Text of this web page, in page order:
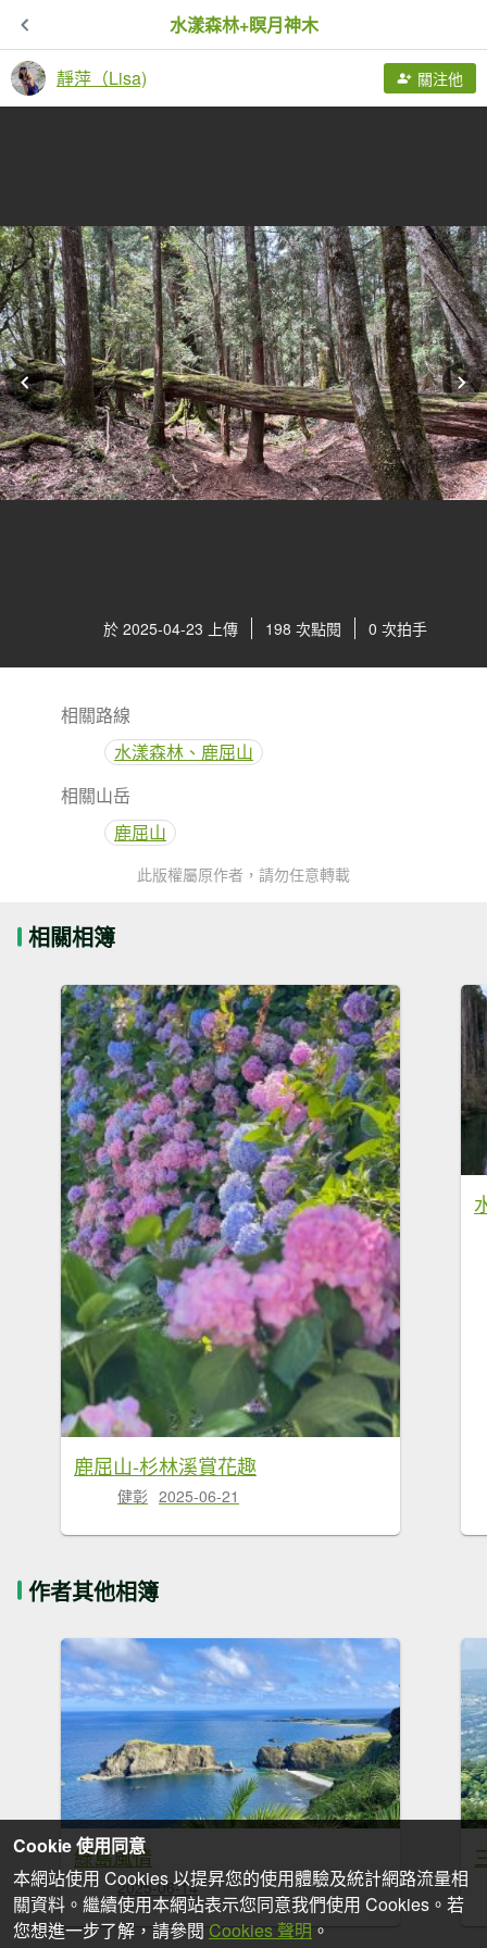
水漾森林+瞑月神木
靜萍（Lisa) 關注他
於 2025-04-23 上傳 198 次點閱 0 次拍手
相關路線
水漾森林、鹿屈山
相關山岳
鹿屈山
此版權屬原作者，請勿任意轉載
相關相簿
鹿屈山-杉林溪賞花趣
健彰 2025-06-21
作者其他相簿
綠島風情
2025-06-14
Cookie 使用同意
本網站使用 Cookies 以提昇您的使用體驗及統計網路流量相
關資料。繼續使用本網站表示您同意我們使用 Cookies。若
您想進一步了解，請參閱 Cookies 聲明 。